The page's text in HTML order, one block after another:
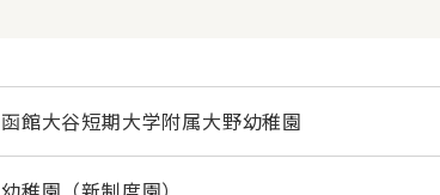
函館大谷短期大学附属大野幼稚園